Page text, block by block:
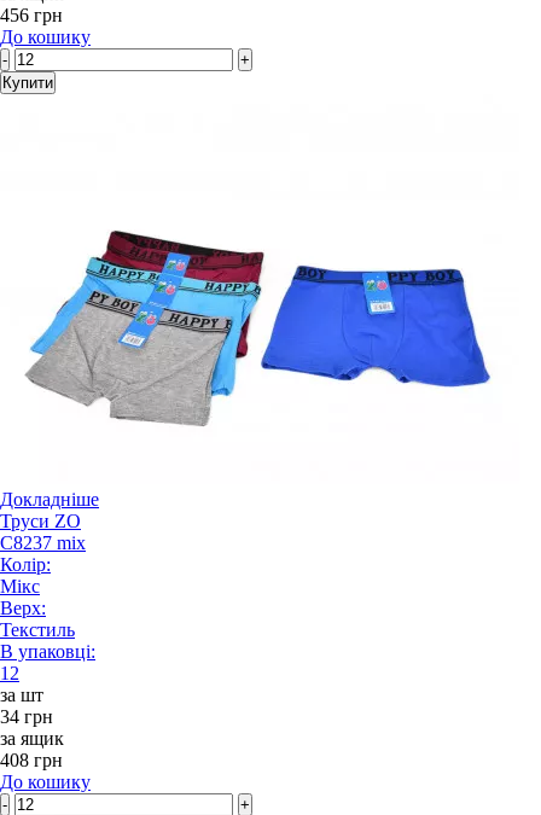
456 грн
До кошику
-
+
Купити
Докладніше
Труси ZO
C8237 mix
Колір:
Мікс
Верх:
Текстиль
В упаковці:
12
за шт
34 грн
за ящик
408 грн
До кошику
-
+